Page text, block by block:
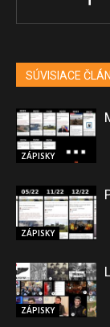
SÚVISIACE
ZÁPISKY
ZÁPISKY
ZÁPISKY